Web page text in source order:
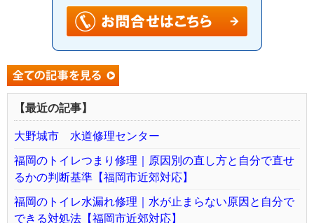
【最近の記事】
大野城市 水道修理センター
福岡のトイレつまり修理｜原因別の直し方と自分で直せ
るかの判断基準【福岡市近郊対応】
福岡のトイレ水漏れ修理｜水が止まらない原因と自分で
できる対処法【福岡市近郊対応】